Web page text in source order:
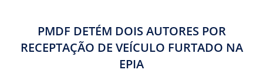
PMDF DETÉM DOIS AUTORES POR
RECEPTAÇÃO DE VEÍCULO FURTADO NA
EPIA